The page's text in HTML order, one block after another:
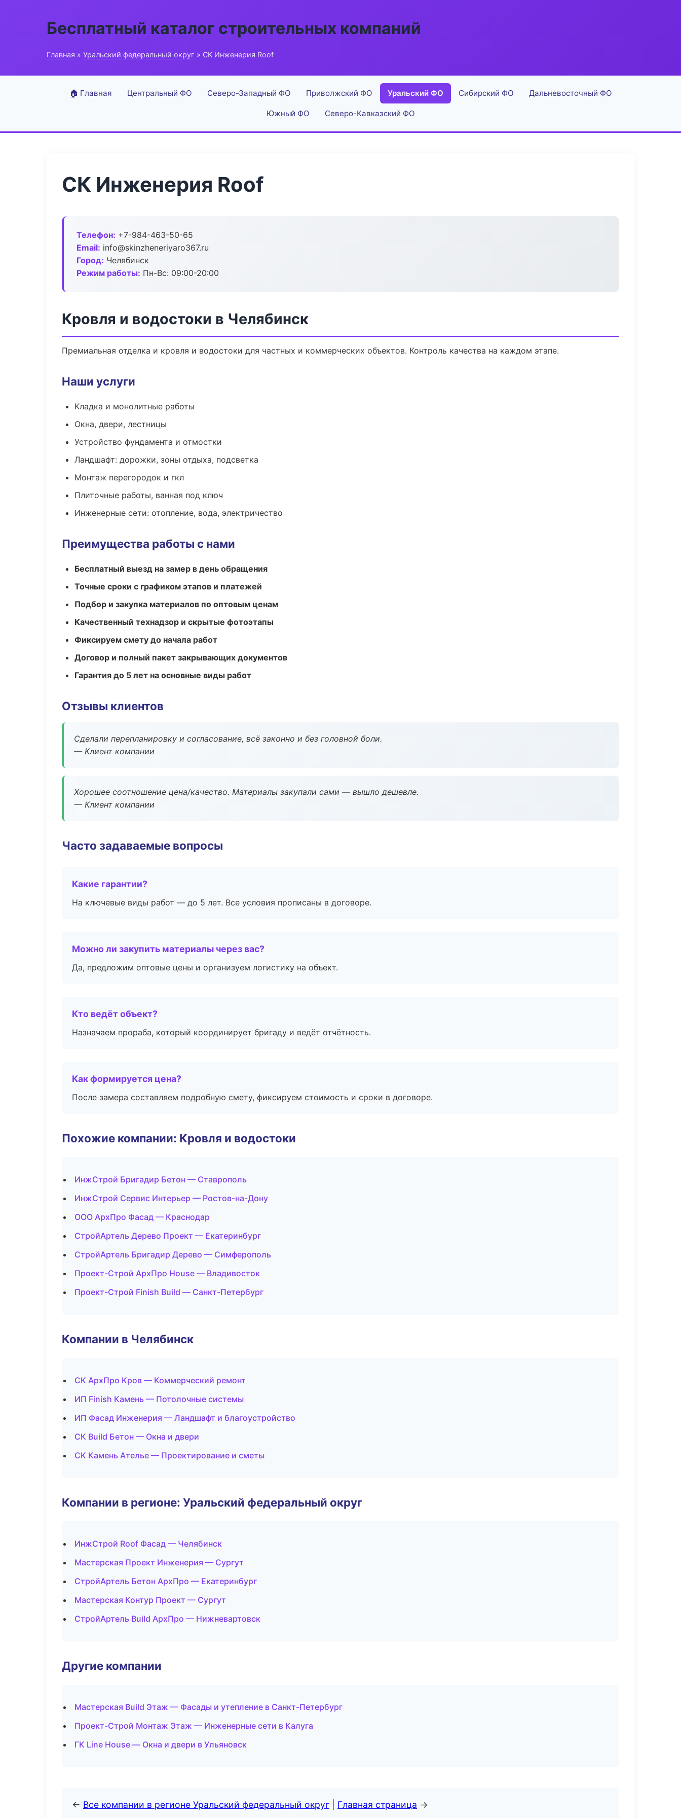
Бесплатный каталог строительных компаний
Главная » Уральский федеральный округ » СК Инженерия Roof
🏠 Главная Центральный ФО Северо-Западный ФО Приволжский ФО Уральский ФО Сибирский ФО Дальневосточный ФО
Южный ФО Северо-Кавказский ФО
СК Инженерия Roof
Телефон: +7-984-463-50-65
Email: info@skinzheneriyaro367.ru
Город: Челябинск
Режим работы: Пн-Вс: 09:00-20:00
Кровля и водостоки в Челябинск
Премиальная отделка и кровля и водостоки для частных и коммерческих объектов. Контроль качества на каждом этапе.
Наши услуги
Кладка и монолитные работы
Окна, двери, лестницы
Устройство фундамента и отмостки
Ландшафт: дорожки, зоны отдыха, подсветка
Монтаж перегородок и гкл
Плиточные работы, ванная под ключ
Инженерные сети: отопление, вода, электричество
Преимущества работы с нами
Бесплатный выезд на замер в день обращения
Точные сроки с графиком этапов и платежей
Подбор и закупка материалов по оптовым ценам
Качественный технадзор и скрытые фотоэтапы
Фиксируем смету до начала работ
Договор и полный пакет закрывающих документов
Гарантия до 5 лет на основные виды работ
Отзывы клиентов
Сделали перепланировку и согласование, всё законно и без головной боли.
— Клиент компании
Хорошее соотношение цена/качество. Материалы закупали сами — вышло дешевле.
— Клиент компании
Часто задаваемые вопросы
Какие гарантии?
На ключевые виды работ — до 5 лет. Все условия прописаны в договоре.
Можно ли закупить материалы через вас?
Да, предложим оптовые цены и организуем логистику на объект.
Кто ведёт объект?
Назначаем прораба, который координирует бригаду и ведёт отчётность.
Как формируется цена?
После замера составляем подробную смету, фиксируем стоимость и сроки в договоре.
Похожие компании: Кровля и водостоки
ИнжСтрой Бригадир Бетон — Ставрополь
ИнжСтрой Сервис Интерьер — Ростов-на-Дону
ООО АрхПро Фасад — Краснодар
СтройАртель Дерево Проект — Екатеринбург
СтройАртель Бригадир Дерево — Симферополь
Проект-Строй АрхПро House — Владивосток
Проект-Строй Finish Build — Санкт-Петербург
Компании в Челябинск
СК АрхПро Кров — Коммерческий ремонт
ИП Finish Камень — Потолочные системы
ИП Фасад Инженерия — Ландшафт и благоустройство
СК Build Бетон — Окна и двери
СК Камень Ателье — Проектирование и сметы
Компании в регионе: Уральский федеральный округ
ИнжСтрой Roof Фасад — Челябинск
Мастерская Проект Инженерия — Сургут
СтройАртель Бетон АрхПро — Екатеринбург
Мастерская Контур Проект — Сургут
СтройАртель Build АрхПро — Нижневартовск
Другие компании
Мастерская Build Этаж — Фасады и утепление в Санкт-Петербург
Проект-Строй Монтаж Этаж — Инженерные сети в Калуга
ГК Line House — Окна и двери в Ульяновск
← Все компании в регионе Уральский федеральный округ Главная страница →